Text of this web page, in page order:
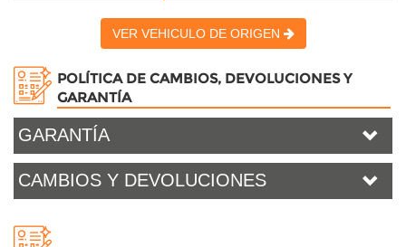
VER VEHICULO DE ORIGEN
POLÍTICA DE CAMBIOS, DEVOLUCIONES Y
GARANTÍA
GARANTÍA
CAMBIOS Y DEVOLUCIONES